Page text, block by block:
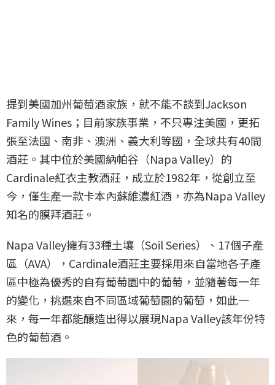
提到美國加州葡萄酒家族，就不能不談到Jackson
Family Wines；目前家族事業，不只專注美國，更拓
張至法國、南非、澳洲、義大利等國，全球共有40間
酒莊。其中位於美國納帕谷（Napa Valley）的
Cardinale紅衣主教酒莊，成立於1982年，從創立至
今，僅生產一款卡本內蘇維濃紅酒，亦為Napa Valley
知名的膜拜酒莊。
Napa Valley擁有33種土壤（Soil Series）、17個子產
區（AVA），Cardinale酒莊主要採用來自當地各子產
區中極為優秀的自有葡萄園中的葡萄，並隨著每一年
的變化，挑選來自不同區域葡萄園的葡萄，如此一
來，每一年都能釀造出得以展現Napa Valley該年份特
色的葡萄酒。